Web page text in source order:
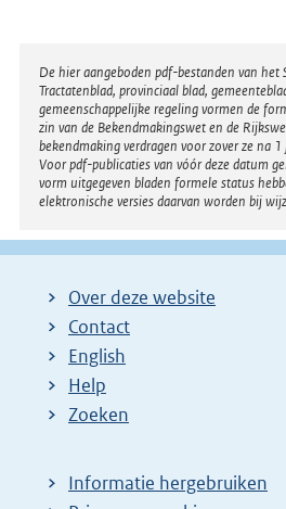
Disclaimer
De hier aangeboden pdf-bestanden van het
Tractatenblad, provinciaal blad,
gemeenschappelijke regeling vormen de
zin van de Bekendmakingswet en de
bekendmaking verdragen voor zover ze na
Voor pdf-publicaties van vóór deze datum
vorm uitgegeven bladen formele status
elektronische versies daarvan worden bij
Over deze website
Contact
English
Help
Zoeken
Informatie hergebruiken